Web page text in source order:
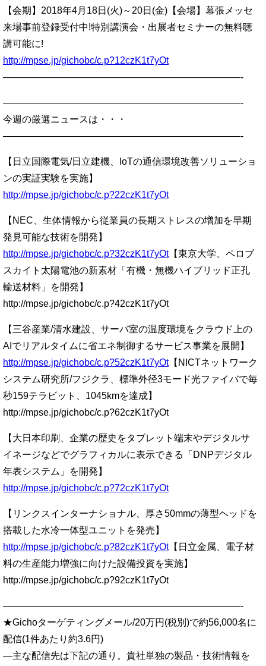
【会期】2018年4月18日(火)～20日(金)【会場】幕張メッセ
来場事前登録受付中!特別講演会・出展者セミナーの無料聴
講可能に!
http://mpse.jp/gichobc/c.p?12czK1t7yOt
—————————————————————————-
—————————————————————————-
今週の厳選ニュースは・・・
—————————————————————————-
【日立国際電気/日立建機、IoTの通信環境改善ソリューショ
ンの実証実験を実施】
http://mpse.jp/gichobc/c.p?22czK1t7yOt
【NEC、生体情報から従業員の長期ストレスの増加を早期
発見可能な技術を開発】
http://mpse.jp/gichobc/c.p?32czK1t7yOt【東京大学、ペロブ
スカイト太陽電池の新素材「有機・無機ハイブリッド正孔
輸送材料」を開発】
http://mpse.jp/gichobc/c.p?42czK1t7yOt
【三谷産業/清水建設、サーバ室の温度環境をクラウド上の
AIでリアルタイムに省エネ制御するサービス事業を展開】
http://mpse.jp/gichobc/c.p?52czK1t7yOt【NICTネットワーク
システム研究所/フジクラ、標準外径3モード光ファイバで毎
秒159テラビット、1045kmを達成】
http://mpse.jp/gichobc/c.p?62czK1t7yOt
【大日本印刷、企業の歴史をタブレット端末やデジタルサ
イネージなどでグラフィカルに表示できる「DNPデジタル
年表システム」を開発】
http://mpse.jp/gichobc/c.p?72czK1t7yOt
【リンクスインターナショナル、厚さ50mmの薄型ヘッドを
搭載した水冷一体型ユニットを発売】
http://mpse.jp/gichobc/c.p?82czK1t7yOt【日立金属、電子材
料の生産能力増強に向けた設備投資を実施】
http://mpse.jp/gichobc/c.p?92czK1t7yOt
—————————————————————————-
★Gichoターゲティングメール/20万円(税別)で約56,000名に
配信(1件あたり約3.6円)
—主な配信先は下記の通り。貴社単独の製品・技術情報を